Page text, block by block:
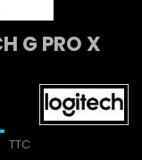
G PRO X
TTC